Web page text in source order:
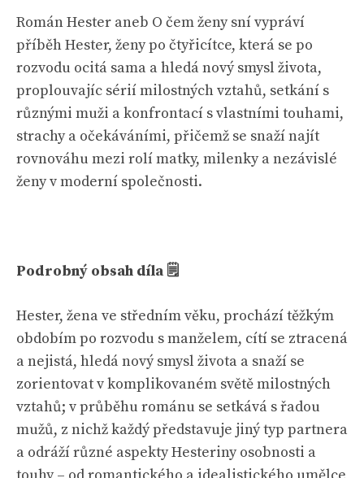
Román Hester aneb O čem ženy sní vypráví
příběh Hester, ženy po čtyřicítce, která se po
rozvodu ocitá sama a hledá nový smysl života,
proplouvajíc sérií milostných vztahů, setkání s
různými muži a konfrontací s vlastními touhami,
strachy a očekáváními, přičemž se snaží najít
rovnováhu mezi rolí matky, milenky a nezávislé
ženy v moderní společnosti.
Podrobný obsah díla 🗒
Hester, žena ve středním věku, prochází těžkým
obdobím po rozvodu s manželem, cítí se ztracená
a nejistá, hledá nový smysl života a snaží se
zorientovat v komplikovaném světě milostných
vztahů; v průběhu románu se setkává s řadou
mužů, z nichž každý představuje jiný typ partnera
a odráží různé aspekty Hesteriny osobnosti a